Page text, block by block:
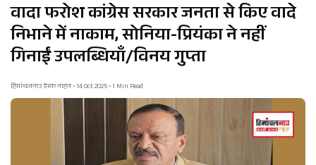
वादा फरोश कांग्रेस सरकार जनता से किए वादे
निभाने में नाकाम, सोनिया-प्रियंका ने नहीं
गिनाईं उपलब्धियाँ/विनय गुप्ता
हिमांचलनाउ डेस्क नाहन • 14 Oct 2025 • 1 Min Read